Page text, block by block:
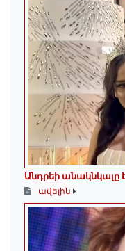
Անդրեի անակնկալը
ավելին